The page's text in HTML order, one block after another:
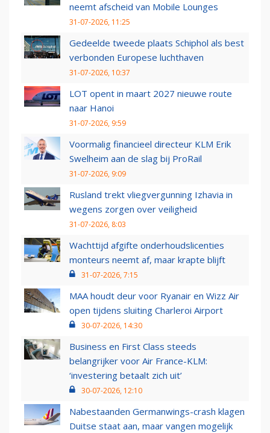
neemt afscheid van Mobile Lounges
31-07-2026, 11:25
Gedeelde tweede plaats Schiphol als best
verbonden Europese luchthaven
31-07-2026, 10:37
LOT opent in maart 2027 nieuwe route
naar Hanoi
31-07-2026, 9:59
Voormalig financieel directeur KLM Erik
Swelheim aan de slag bij ProRail
31-07-2026, 9:09
Rusland trekt vliegvergunning Izhavia in
wegens zorgen over veiligheid
31-07-2026, 8:03
Wachttijd afgifte onderhoudslicenties
monteurs neemt af, maar krapte blijft
31-07-2026, 7:15
MAA houdt deur voor Ryanair en Wizz Air
open tijdens sluiting Charleroi Airport
30-07-2026, 14:30
Business en First Class steeds
belangrijker voor Air France-KLM:
‘investering betaalt zich uit’
30-07-2026, 12:10
Nabestaanden Germanwings-crash klagen
Duitse staat aan, maar vangen mogelijk